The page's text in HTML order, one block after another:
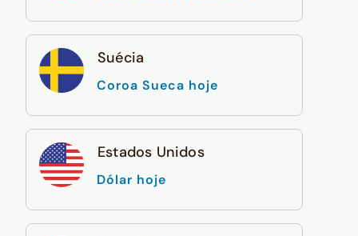
Suécia
Coroa Sueca hoje
Estados Unidos
Dólar hoje